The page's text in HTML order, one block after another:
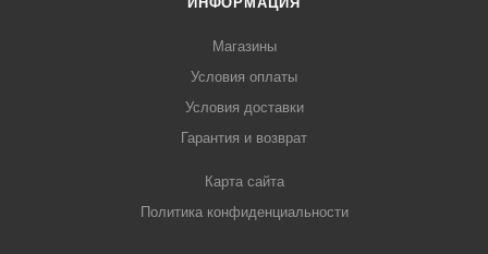
Магазины
Условия оплаты
Условия доставки
Гарантия и возврат
Карта сайта
Политика конфиденциальности